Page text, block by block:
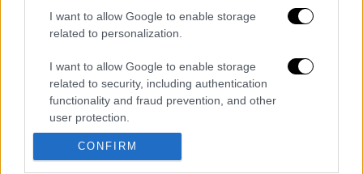
I want to allow Google to enable storage
related to personalization.
I want to allow Google to enable storage
related to security, including authentication
functionality and fraud prevention, and other
user protection.
CONFIRM
— Πυροσβεστικό Σώμα
(@pyrosvestiki)June 18, 2025
Διαβάστε ακόμη
O στρατηγός ήταν σχιζοφρενής, εμμονικός,
πλησίαζε τα 75 όταν τον αντάμωσε η δόξα –
Εκείνος που άλλαξε την πορεία της
Ιστορίας!